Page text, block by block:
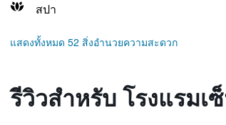
สปา
แสดงทั้งหมด 52 สิ่งอำนวยความสะดวก
รีวิวสำหรับ โรงแรม